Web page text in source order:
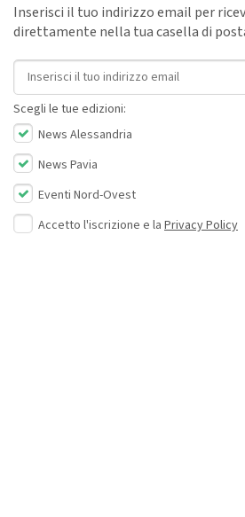
Inserisci il tuo indirizzo email per
direttamente nella tua casella di
Indirizzo email
Scegli le tue edizioni:
News Alessandria
News Pavia
Eventi Nord-Ovest
Accetto l'iscrizione e la Privacy Policy